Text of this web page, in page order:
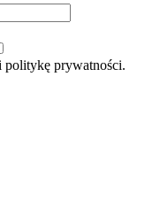
prywatności.